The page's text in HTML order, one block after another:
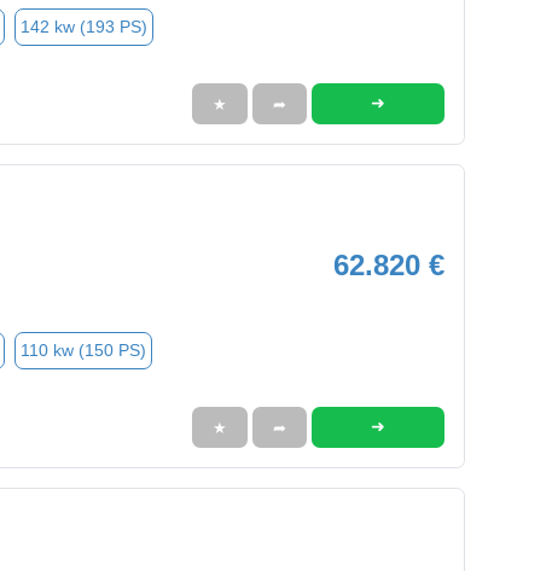
142 kw (193 PS)
★ ➦ ➜
62.820 €
110 kw (150 PS)
★ ➦ ➜